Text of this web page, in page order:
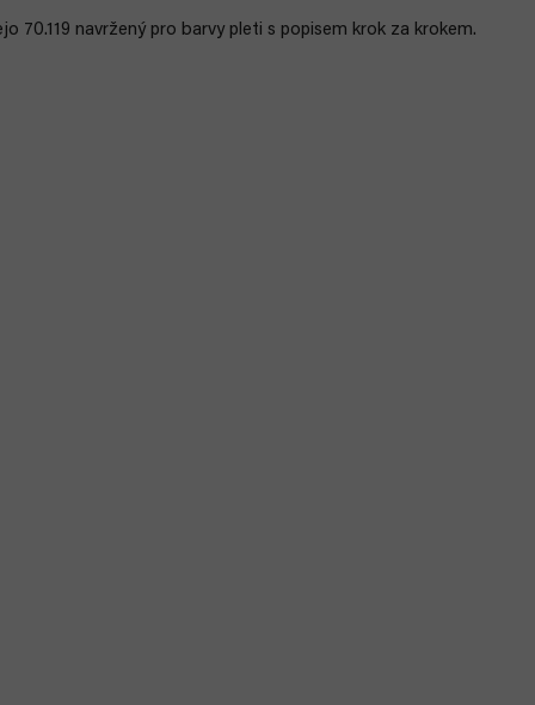
70.119 navržený pro barvy pleti s popisem krok za krokem.